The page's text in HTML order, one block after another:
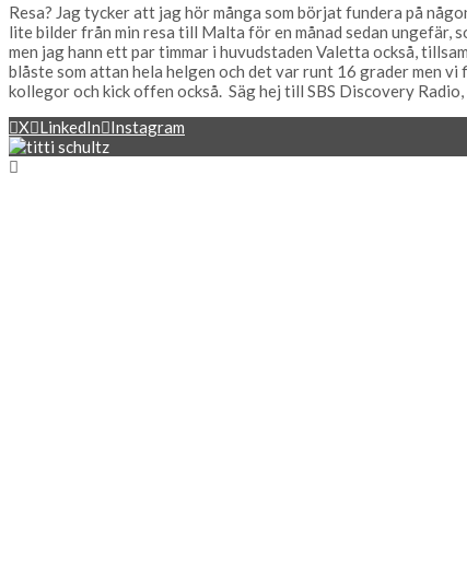
Resa? Jag tycker att jag hör många som börjat fundera på
lite bilder från min resa till Malta för en månad sedan
men jag hann ett par timmar i huvudstaden Valetta också,
blåste som attan hela helgen och det var runt 16 grader men
kollegor och kick offen också. Säg hej till SBS Discovery
X
LinkedIn Instagram